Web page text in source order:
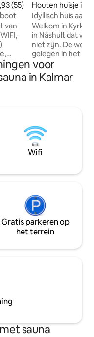
beoordeling van
(55)
boot
van
het
Met
Houten huisje in
orp
Idyllisch huis aan
boot, vissen, skiën
Welkom in
in Näshult dat we
niet zijn. De
gelegen in het
eigen bosmeer
sauna en boot.
slechts 1 km afstand 10 km naar
nieuwe
uitzicht op het meer Skipiste:
Alpenresort: 20 km NIEUW 2024:
groot terras NIEUW 2025: EV-oplader
voor
in Kalmar
Wifi
Gratis parkeren op
het terrein
sauna